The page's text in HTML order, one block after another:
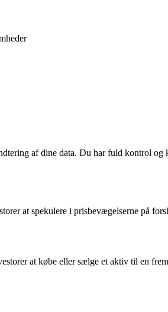
af dine data. Du har fuld kontrol og
at spekulere i prisbevægelserne på
at købe eller sælge et aktiv til en